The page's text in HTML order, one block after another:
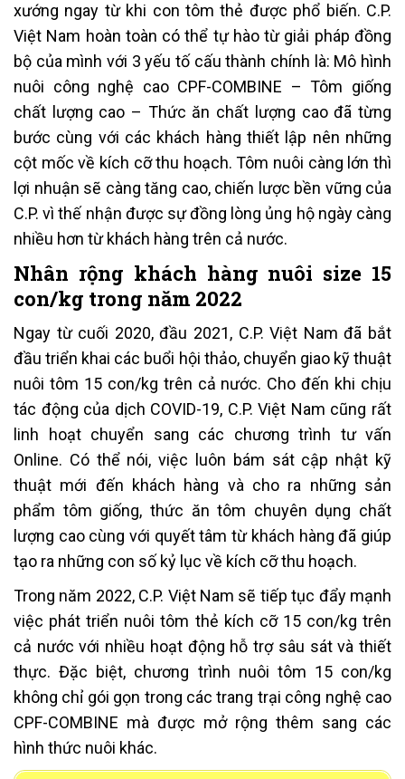
xướng ngay từ khi con tôm thẻ được phổ biến. C.P.
Việt Nam hoàn toàn có thể tự hào từ giải pháp đồng
bộ của mình với 3 yếu tố cấu thành chính là: Mô hình
nuôi công nghệ cao CPF-COMBINE – Tôm giống
chất lượng cao – Thức ăn chất lượng cao đã từng
bước cùng với các khách hàng thiết lập nên những
cột mốc về kích cỡ thu hoạch. Tôm nuôi càng lớn thì
lợi nhuận sẽ càng tăng cao, chiến lược bền vững của
C.P. vì thế nhận được sự đồng lòng ủng hộ ngày càng
nhiều hơn từ khách hàng trên cả nước.
Nhân rộng khách hàng nuôi size 15
con/kg trong năm 2022
Ngay từ cuối 2020, đầu 2021, C.P. Việt Nam đã bắt
đầu triển khai các buổi hội thảo, chuyển giao kỹ thuật
nuôi tôm 15 con/kg trên cả nước. Cho đến khi chịu
tác động của dịch COVID-19, C.P. Việt Nam cũng rất
linh hoạt chuyển sang các chương trình tư vấn
Online. Có thể nói, việc luôn bám sát cập nhật kỹ
thuật mới đến khách hàng và cho ra những sản
phẩm tôm giống, thức ăn tôm chuyên dụng chất
lượng cao cùng với quyết tâm từ khách hàng đã giúp
tạo ra những con số kỷ lục về kích cỡ thu hoạch.
Trong năm 2022, C.P. Việt Nam sẽ tiếp tục đẩy mạnh
việc phát triển nuôi tôm thẻ kích cỡ 15 con/kg trên
cả nước với nhiều hoạt động hỗ trợ sâu sát và thiết
thực. Đặc biệt, chương trình nuôi tôm 15 con/kg
không chỉ gói gọn trong các trang trại công nghệ cao
CPF-COMBINE mà được mở rộng thêm sang các
hình thức nuôi khác.